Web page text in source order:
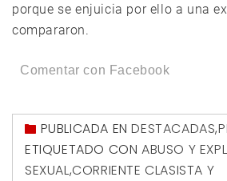
porque se enjuicia por ello a una
compararon.
Comentar con Facebook
PUBLICADA ENDESTACADAS,
ETIQUETADO CON ABUSO Y
SEXUAL,CORRIENTE CLASISTA Y